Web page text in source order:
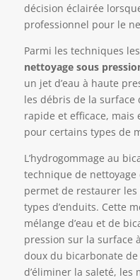
décision éclairée
professionnel pour le
Parmi les techniques
nettoyage sous
un jet d’eau à haute
les débris de la surface
rapide et efficace, mais
pour certains types de
L’hydrogommage au
technique de
permet de restaurer
types d’enduits. Cette
mélange d’eau et de
pression sur la surface
doux du bicarbonate
d’éliminer la saleté, les